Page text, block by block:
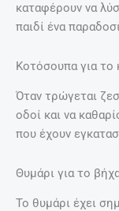
καταφέρουν να
παιδί ένα
Κοτόσουπα για
Όταν τρώγεται
οδοί και να
που έχουν
Θυμάρι για το
Το θυμάρι έχει